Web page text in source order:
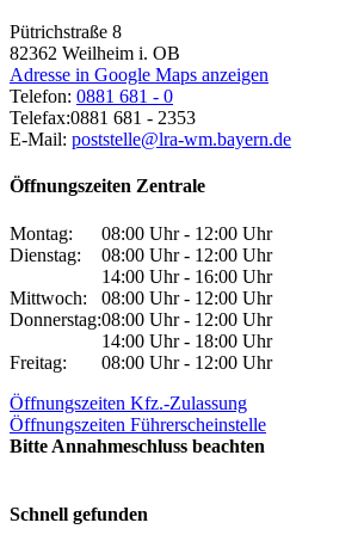
Pütrichstraße 8
82362 Weilheim i. OB
Adresse in Google Maps anzeigen
Telefon: 0881 681 - 0
Telefax:0881 681 - 2353
E-Mail: poststelle@lra-wm.bayern.de
Öffnungszeiten Zentrale
Montag:
08:00 Uhr - 12:00 Uhr
Dienstag:
08:00 Uhr - 12:00 Uhr
14:00 Uhr - 16:00 Uhr
Mittwoch:
08:00 Uhr - 12:00 Uhr
Donnerstag:08:00 Uhr - 12:00 Uhr
14:00 Uhr - 18:00 Uhr
Freitag:
08:00 Uhr - 12:00 Uhr
Öffnungszeiten Kfz.-Zulassung
Öffnungszeiten Führerscheinstelle
Bitte Annahmeschluss beachten
Schnell gefunden